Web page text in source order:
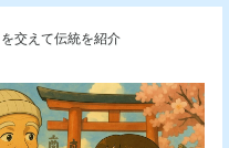
交えて伝統を紹介